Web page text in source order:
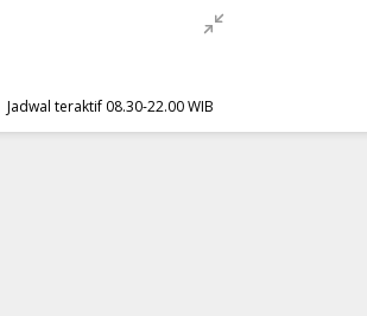
Jadwal teraktif 08.30-22.00 WIB